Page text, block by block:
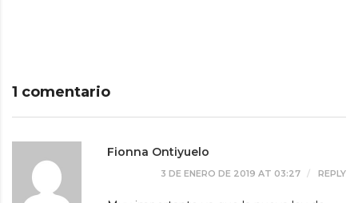
1 comentario
Fionna Ontiyuelo
3 DE ENERO DE 2019 AT 03:27 REPLY